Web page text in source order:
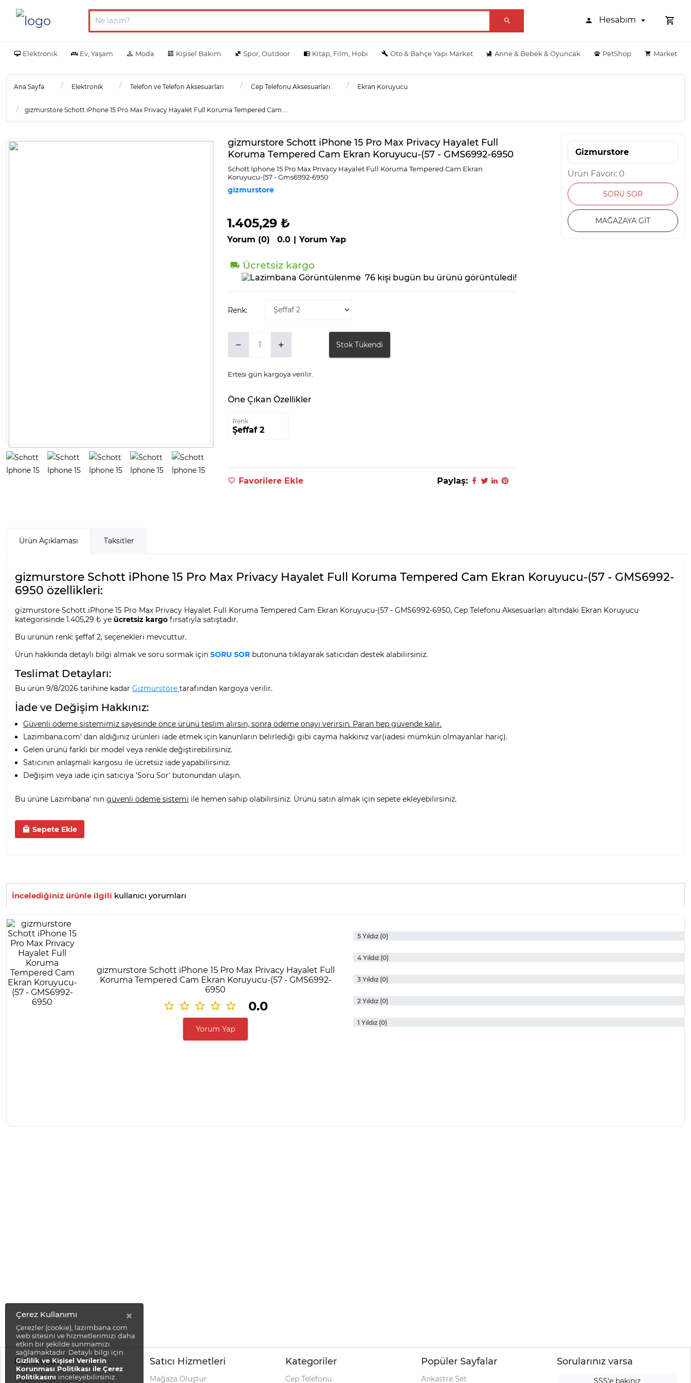
Hesabım
Elektronik Ev, Yaşam Moda Kişisel Bakım Spor, Outdoor Kitap, Film, Hobi Oto & Bahçe Yapı Market Anne & Bebek & Oyuncak PetShop Market
Ana Sayfa Elektronik Telefon ve Telefon Aksesuarları Cep Telefonu Aksesuarları Ekran Koruyucu
gizmurstore Schott iPhone 15 Pro Max Privacy Hayalet Full Koruma Tempered Cam ...
gizmurstore Schott iPhone 15 Pro Max Privacy Hayalet Full
Koruma Tempered Cam Ekran Koruyucu-(57 - GMS6992-6950
Schott İphone 15 Pro Max Pri̇vacy Hayalet Full Koruma Tempered Cam Ekran
Koruyucu-(57 - Gms6992-6950
gizmurstore
1.405,29 ₺
Yorum (0) 0.0 | Yorum Yap
Gizmurstore
Ürün Favori: 0
SORU SOR
MAĞAZAYA GİT
Ücretsiz kargo
76 kişi bugün bu ürünü görüntüledi!
Renk:
Stok Tükendi
Ertesi gün kargoya verilir.
Öne Çıkan Özellikler
Renk
Şeffaf 2
Favorilere Ekle Paylaş:
Ürün Açıklaması Taksitler
gizmurstore Schott iPhone 15 Pro Max Privacy Hayalet Full Koruma Tempered Cam Ekran Koruyucu-(57 - GMS6992-
6950 özellikleri:
gizmurstore Schott iPhone 15 Pro Max Privacy Hayalet Full Koruma Tempered Cam Ekran Koruyucu-(57 - GMS6992-6950, Cep Telefonu Aksesuarları altındaki Ekran Koruyucu
kategorisinde 1.405,29 ₺ ye ücretsiz kargo fırsatıyla satıştadır.
Bu ürünün renk: şeffaf 2, seçenekleri mevcuttur.
Ürün hakkında detaylı bilgi almak ve soru sormak için SORU SOR butonuna tıklayarak satıcıdan destek alabilirsiniz.
Teslimat Detayları:
Bu ürün 9/8/2026 tarihine kadar Gizmurstore tarafından kargoya verilir.
İade ve Değişim Hakkınız:
Güvenli ödeme sistemimiz sayesinde önce ürünü teslim alırsın, sonra ödeme onayı verirsin. Paran hep güvende kalır.
Lazimbana.com' dan aldığınız ürünleri iade etmek için kanunların belirlediği gibi cayma hakkınız var(iadesi mümkün olmayanlar hariç).
Gelen ürünü farklı bir model veya renkle değiştirebilirsiniz.
Satıcının anlaşmalı kargosu ile ücretsiz iade yapabilirsiniz.
Değişim veya iade için satıcıya 'Soru Sor' butonundan ulaşın.
Bu ürüne Lazımbana' nın güvenli ödeme sistemi ile hemen sahip olabilirsiniz. Ürünü satın almak için sepete ekleyebilirsiniz.
Sepete Ekle
İncelediğiniz ürünle ilgili kullanıcı yorumları
gizmurstore Schott iPhone 15 Pro Max Privacy Hayalet Full
Koruma Tempered Cam Ekran Koruyucu-(57 - GMS6992-
6950
0.0
Yorum Yap
5 Yıldız (0)
4 Yıldız (0)
3 Yıldız (0)
2 Yıldız (0)
1 Yıldız (0)
Kurumsal
Hakkımızda
Satıcı Hizmetleri
Mağaza Oluştur
Kategoriler
Cep Telefonu
Popüler Sayfalar
Ankastre Set
Sorularınız varsa
SSS'e bakınız
Çerez Kullanımı
Çerezler (cookie), lazimbana.com
web sitesini ve hizmetlerimizi daha
etkin bir şekilde sunmamızı
sağlamaktadır. Detaylı bilgi için
Gizlilik ve Kişisel Verilerin
Korunması Politikası ile Çerez
Politikasını inceleyebilirsiniz.
×